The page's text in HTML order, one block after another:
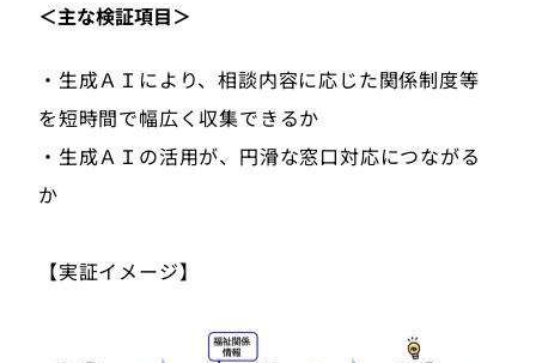
＜主な検証項目＞
・生成ＡＩにより、相談内容に応じた関係制度等
を短時間で幅広く収集できるか
・生成ＡＩの活用が、円滑な窓口対応につながる
か
【実証イメージ】